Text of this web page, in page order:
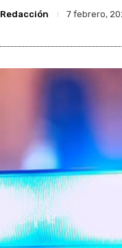
Redacción 7 febrero,